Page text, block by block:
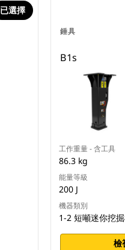
已選擇
錘具
B1s
工作重量 - 含工具
86.3 kg
能量等級
200 J
機器類別
1-2 短噸迷你挖
檢